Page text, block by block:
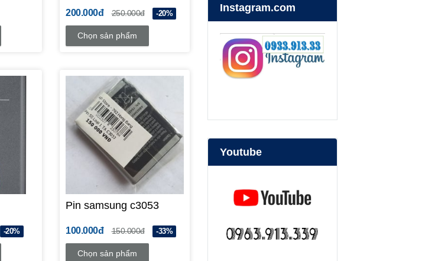
200.000đ 250.000đ -20%
Chọn sản phẩm
-20%
Pin samsung c3053
100.000đ 150.000đ -33%
Chọn sản phẩm
Instagram.com
Youtube